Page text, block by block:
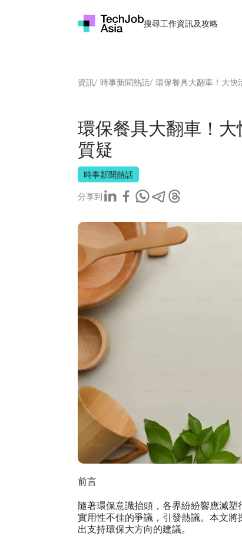
搜尋工作資訊及攻略
資訊/ 時事新聞熱話/ 環保餐具大翻車！大快
環保餐具大翻車！
質疑
時事新聞熱話
分享到
前言
隨著環保意識抬頭，各界紛紛響應減
實用性不佳的爭議，引發熱議。本文
出支持環保大方向的建議。